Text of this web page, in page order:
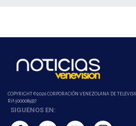
COPYRIGHT ©2026 CORPORACIÓN VENEZOLANA DE
Rif-j000089337
SIGUENOS EN: